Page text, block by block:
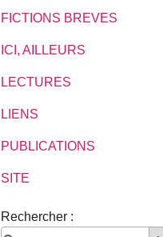
FICTIONS BREVES
ICI, AILLEURS
LECTURES
LIENS
PUBLICATIONS
SITE
Rechercher :